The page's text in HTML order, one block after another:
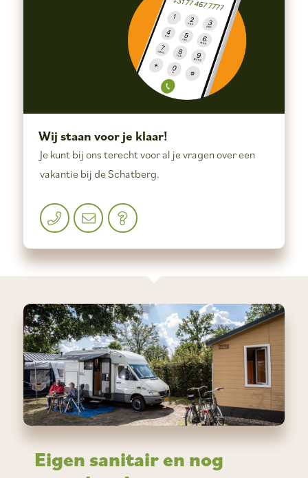
Wij staan voor je klaar!
Je kunt bij ons terecht voor al je vragen over een
vakantie bij de Schatberg.
Eigen sanitair en nog